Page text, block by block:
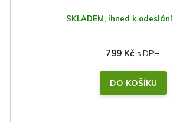
SKLADEM, ihned k odeslání
799 Kč
DO KOŠÍKU